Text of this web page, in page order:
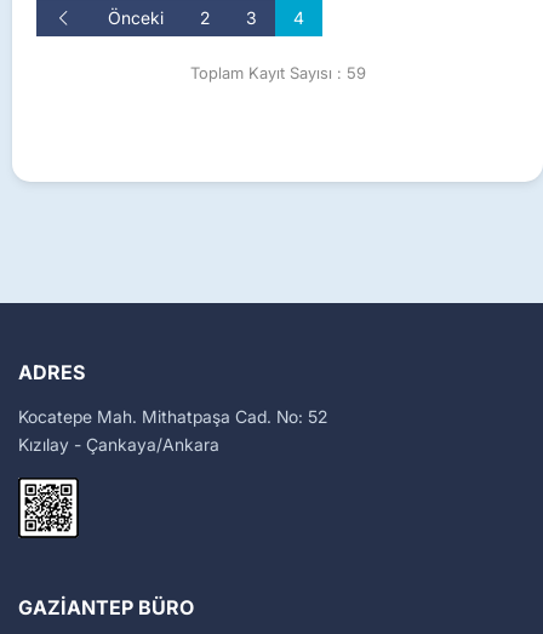
Önceki 2 3 4
Toplam Kayıt Sayısı : 59
ADRES
Kocatepe Mah. Mithatpaşa Cad. No: 52
Kızılay - Çankaya/Ankara
GAZIANTEP BÜRO